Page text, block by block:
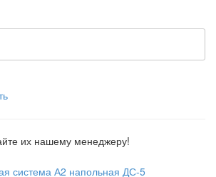
их нашему менеджеру!